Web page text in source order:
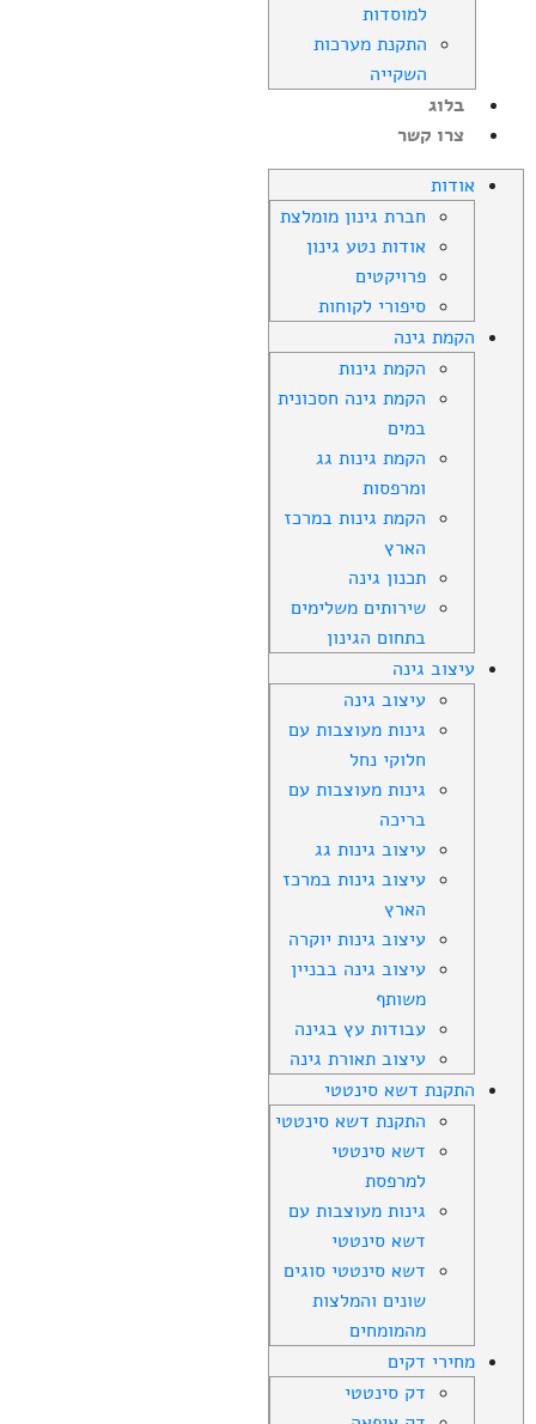
למוסדות
התקנת מערכות
השקייה
בלוג
צרו קשר
אודות
חברת גינון מומלצת
אודות נטע גינון
פרויקטים
סיפורי לקוחות
הקמת גינה
הקמת גינות
הקמת גינה חסכונית
במים
הקמת גינות גג
ומרפסות
הקמת גינות במרכז
הארץ
תכנון גינה
שירותים משלימים
בתחום הגינון
עיצוב גינה
עיצוב גינה
גינות מעוצבות עם
חלוקי נחל
גינות מעוצבות עם
בריכה
עיצוב גינות גג
עיצוב גינות במרכז
הארץ
עיצוב גינות יוקרה
עיצוב גינה בבניין
משותף
עבודות עץ בגינה
עיצוב תאורת גינה
התקנת דשא סינטטי
התקנת דשא סינטטי
דשא סינטטי
למרפסת
גינות מעוצבות עם
דשא סינטטי
דשא סינטטי סוגים
שונים והמלצות
מהמומחים
מחירי דקים
דק סינטטי